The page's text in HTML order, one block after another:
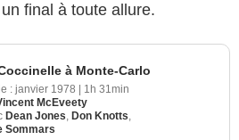
final à toute allure.
à Monte-Carlo
: janvier 1978
1h 31min
McEveety
Dean Jones, Don Knotts,
Sommars